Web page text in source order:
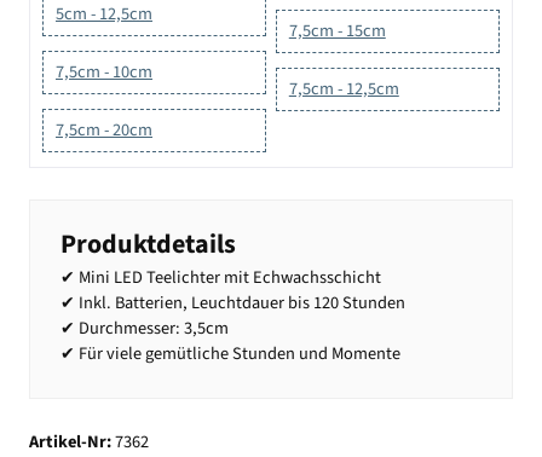
5cm - 12,5cm
7,5cm - 15cm
7,5cm - 10cm
7,5cm - 12,5cm
7,5cm - 20cm
Produktdetails
✔ Mini LED Teelichter mit Echwachsschicht
✔ Inkl. Batterien, Leuchtdauer bis 120 Stunden
✔ Durchmesser: 3,5cm
✔ Für viele gemütliche Stunden und Momente
Artikel-Nr:7362